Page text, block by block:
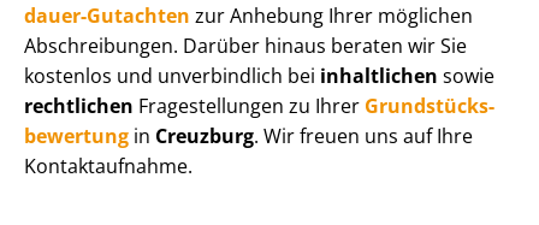
dau­er-Gutachten zur Anhebung Ihrer möglichen
Abschreibungen. Darüber hinaus beraten wir Sie
kostenlos und unverbindlich bei inhaltlichen sowie
rechtlichen Fragestellungen zu Ihrer Grund­stücks­
be­wer­tung in Creuzburg. Wir freuen uns auf Ihre
Kontaktaufnahme.